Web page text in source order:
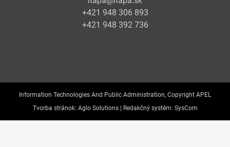
+421 948 306 893
+421 948 392 736
Information Technologies And Public Administration, Copyright APEL
Tvorba stránok: Aglo Solutions | Redakčný systém: SysCom